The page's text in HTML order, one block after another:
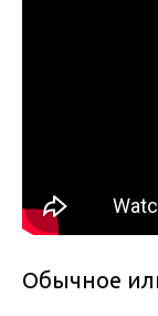
Обычное